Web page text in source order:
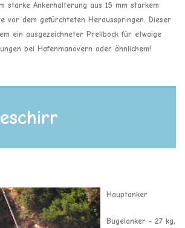
starke Ankerhalterung aus 15 mm starkem
vor dem gefürchteten Herausspringen. Dieser
ein ausgezeichneter Prellbock für etwaige
bei Hafenmanövern oder ähnlichem!
Hauptanker
Bügelanker - 27 kg,